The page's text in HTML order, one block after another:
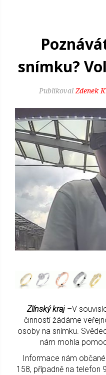
snímku?
Zdenek
Zlínský kraj –V
činností žádáme
osoby na snímku.
nám mohla
Informace nám
158, případně na telefon